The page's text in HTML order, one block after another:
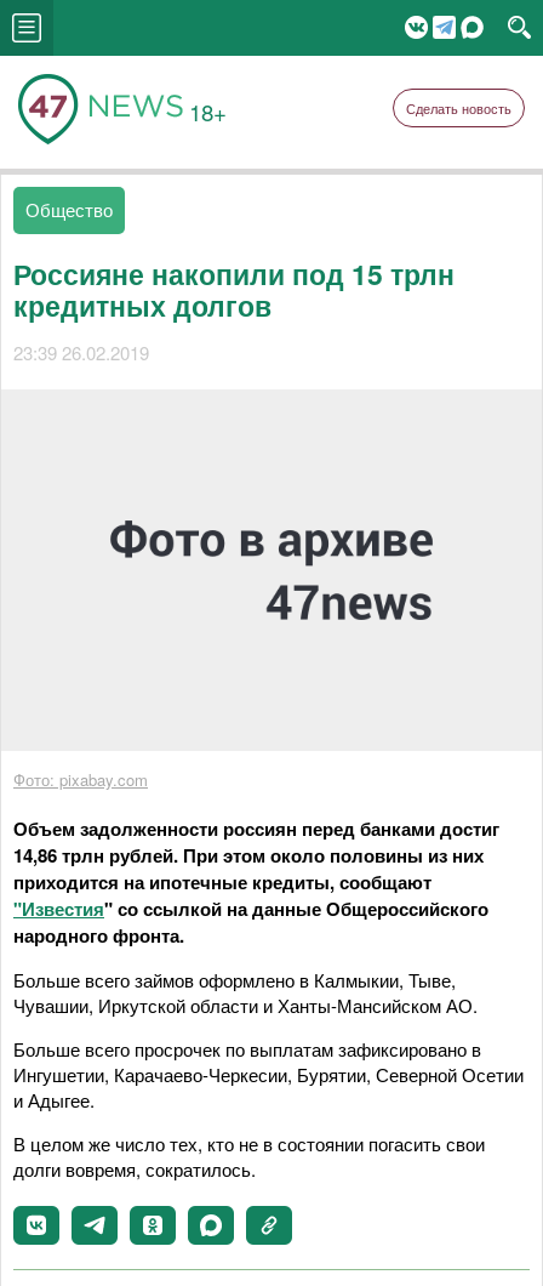
18+ Сделать новость
Общество
Россияне накопили под 15 трлн
кредитных долгов
23:39 26.02.2019
Фото: pixabay.com
Объем задолженности россиян перед банками достиг
14,86 трлн рублей. При этом около половины из них
приходится на ипотечные кредиты, сообщают
"Известия" со ссылкой на данные Общероссийского
народного фронта.
Больше всего займов оформлено в Калмыкии, Тыве,
Чувашии, Иркутской области и Ханты-Мансийском АО.
Больше всего просрочек по выплатам зафиксировано в
Ингушетии, Карачаево-Черкесии, Бурятии, Северной Осетии
и Адыгее.
В целом же число тех, кто не в состоянии погасить свои
долги вовремя, сократилось.